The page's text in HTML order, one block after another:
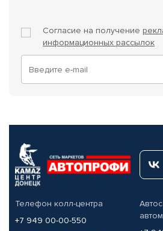
Согласие на получение
информационных рассылок
Телефон колл-центра
+7 949 00-00-550